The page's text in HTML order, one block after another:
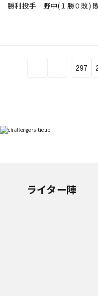
勝利投手 野中(１勝０敗)
297
ライター陣